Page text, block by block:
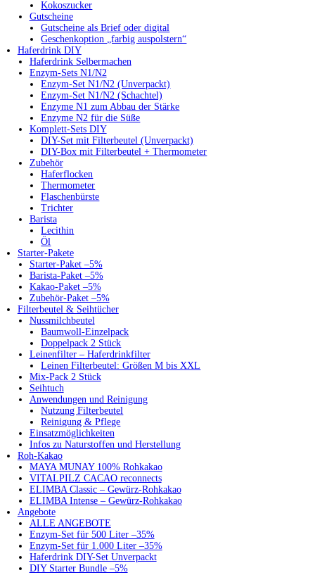
Kokoszucker
Gutscheine
Gutscheine als Brief oder digital
Geschenkoption „farbig auspolstern“
Haferdrink DIY
Haferdrink Selbermachen
Enzym-Sets N1/N2
Enzym-Set N1/N2 (Unverpackt)
Enzym-Set N1/N2 (Schachtel)
Enzyme N1 zum Abbau der Stärke
Enzyme N2 für die Süße
Komplett-Sets DIY
DIY-Set mit Filterbeutel (Unverpackt)
DIY-Box mit Filterbeutel + Thermometer
Zubehör
Haferflocken
Thermometer
Flaschenbürste
Trichter
Barista
Lecithin
Öl
Starter-Pakete
Starter-Paket –5%
Barista-Paket –5%
Kakao-Paket –5%
Zubehör-Paket –5%
Filterbeutel & Seihtücher
Nussmilchbeutel
Baumwoll-Einzelpack
Doppelpack 2 Stück
Leinenfilter – Haferdrinkfilter
Leinen Filterbeutel: Größen M bis XXL
Mix-Pack 2 Stück
Seihtuch
Anwendungen und Reinigung
Nutzung Filterbeutel
Reinigung & Pflege
Einsatzmöglichkeiten
Infos zu Naturstoffen und Herstellung
Roh-Kakao
MAYA MUNAY 100% Rohkakao
VITALPILZ CACAO reconnects
ELIMBA Classic – Gewürz-Rohkakao
ELIMBA Intense – Gewürz-Rohkakao
Angebote
ALLE ANGEBOTE
Enzym-Set für 500 Liter –35%
Enzym-Set für 1.000 Liter –35%
Haferdrink DIY-Set Unverpackt
DIY Starter Bundle –5%